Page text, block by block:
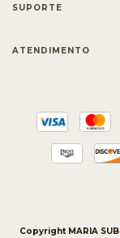
SUPORTE
ATENDIMENTO
Copyright MARIA